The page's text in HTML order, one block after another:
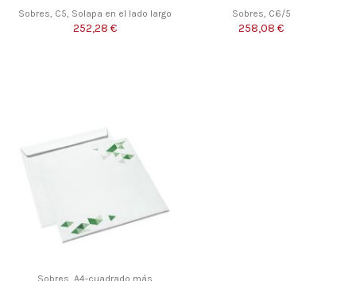
Sobres, C5, Solapa en el lado largo
252,28 €
Sobres, C6/5
258,08 €
Sobres, A4-cuadrado más